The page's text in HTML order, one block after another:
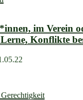
im Verein
Konflikte